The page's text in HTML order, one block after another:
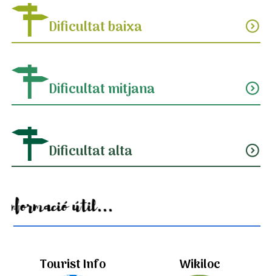
Dificultat baixa expand_circle_down
Dificultat mitjana expand_circle_down
Dificultat alta expand_circle_down
Informació útil...
Tourist Info Wikiloc